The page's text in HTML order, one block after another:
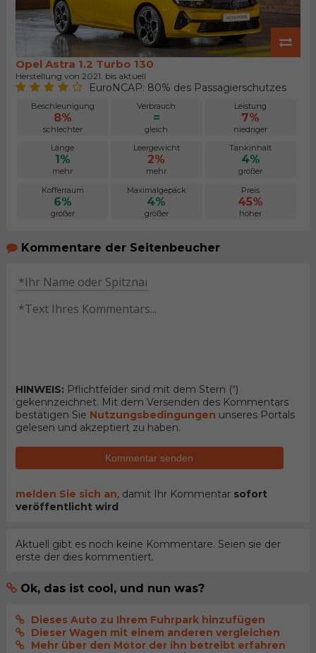
Opel Astra 1.2 Turbo 130
Herstellung von 2021. bis aktuell
EuroNCAP: 80% des Passagierschutzes
Beschleunigung
8%
schlechter
Verbrauch
=
gleich
Leistung
7%
niedriger
Länge
1%
mehr
Leergewicht
2%
mehr
Tankinhalt
4%
größer
Kofferraum
6%
größer
Maximalgepäck
4%
größer
Preis
45%
höher
Kommentare der Seitenbeucher
HINWEIS: Pflichtfelder sind mit dem Stern (*)
gekennzeichnet. Mit dem Versenden des Kommentars
bestätigen Sie Nutzungsbedingungen unseres Portals
gelesen und akzeptiert zu haben.
Kommentar senden
melden Sie sich an, damit Ihr Kommentar sofort
veröffentlicht wird
Aktuell gibt es noch keine Kommentare. Seien sie der
erste der dies kommentiert.
Ok, das ist cool, und nun was?
Dieses Auto zu Ihrem Fuhrpark hinzufügen
Dieser Wagen mit einem anderen vergleichen
Mehr über den Motor der ihn betreibt erfahren